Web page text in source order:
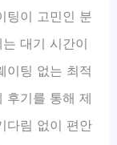
팅이 고민인 분
대기 시간이
이팅 없는 최적
후기를 통해 제
다림 없이 편안